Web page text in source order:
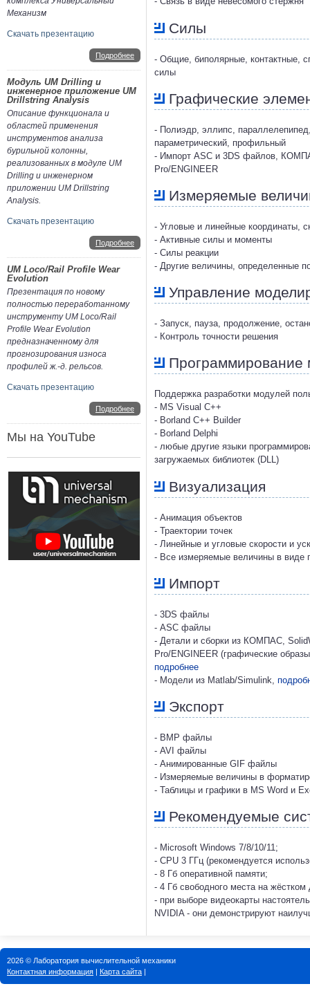
Механизм
Скачать презентацию
Подробнее
Модуль UM Drilling и
инженерное приложение UM
Drillstring Analysis
Описание функционала и
областей применения
инструментов анализа
бурильной колонны,
реализованных в модуле UM
Drilling и инженерном
приложении UM Drillstring
Analysis.
Скачать презентацию
Подробнее
UM Loco/Rail Profile Wear
Evolution
Презентация по новому
полностью переработанному
инструменту UM Loco/Rail
Profile Wear Evolution
предназначенному для
прогнозирования износа
профилей ж.-д. рельсов.
Скачать презентацию
Подробнее
Мы на YouTube
Силы
- Общие, биполярные, контактные,
силы
Графические
- Полиэдр, эллипс,
параметрический, профильный
- Импорт ASC и 3DS файлов,
Pro/ENGINEER
Измеряемые
- Угловые и линейные координаты,
- Активные силы и моменты
- Силы реакции
- Другие величины, определенные
Управление
- Запуск, пауза, продолжение,
- Контроль точности решения
Программирование
Поддержка разработки модулей
- MS Visual C++
- Borland C++ Builder
- Borland Delphi
- любые другие языки
загружаемых библиотек (DLL)
Визуализация
- Анимация объектов
- Траектории точек
- Линейные и угловые скорости и
- Все измеряемые величины в виде
Импорт
- 3DS файлы
- ASC файлы
- Детали и сборки из КОМПАС,
Pro/ENGINEER (графические
подробнее
- Модели из Matlab/Simulink,
Экспорт
- BMP файлы
- AVI файлы
- Анимированные GIF файлы
- Измеряемые величины в
- Таблицы и графики в MS Word и
Рекомендуемые
- Microsoft Windows 7/8/10/11;
- CPU 3 ГГц (рекомендуется
- 8 Гб оперативной памяти;
- 4 Гб свободного места на жёстком
- при выборе видеокарты
NVIDIA - они демонстрируют
2026 © Лаборатория вычислительной механики
Контактная информация
Карта сайта